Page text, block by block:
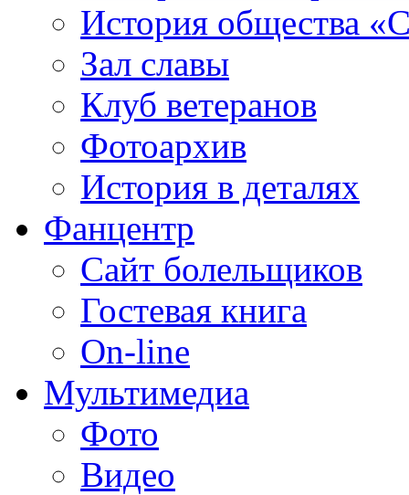
История общества
Зал славы
Клуб ветеранов
Фотоархив
История в деталях
Фанцентр
Сайт болельщиков
Гостевая книга
On-line
Мультимедиа
Фото
Видео